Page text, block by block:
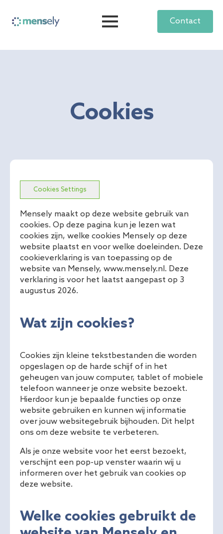
Contact
Cookies
Cookies Settings
Mensely maakt op deze website gebruik van
cookies. Op deze pagina kun je lezen wat
cookies zijn, welke cookies Mensely op deze
website plaatst en voor welke doeleinden. Deze
cookieverklaring is van toepassing op de
website van Mensely, www.mensely.nl. Deze
verklaring is voor het laatst aangepast op 3
augustus 2026.
Wat zijn cookies?
Cookies zijn kleine tekstbestanden die worden
opgeslagen op de harde schijf of in het
geheugen van jouw computer, tablet of mobiele
telefoon wanneer je onze website bezoekt.
Hierdoor kun je bepaalde functies op onze
website gebruiken en kunnen wij informatie
over jouw websitegebruik bijhouden. Dit helpt
ons om deze website te verbeteren.
Als je onze website voor het eerst bezoekt,
verschijnt een pop-up venster waarin wij u
informeren over het gebruik van cookies op
deze website.
Welke cookies gebruikt de